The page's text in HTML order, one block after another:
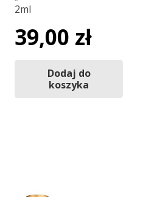
2ml
39,00 zł
Dodaj do
koszyka